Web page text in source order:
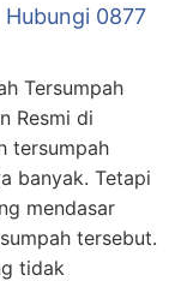
0877
Tersumpah
Resmi di
tersumpah
banyak. Tetapi
mendasar
tersebut.
tidak